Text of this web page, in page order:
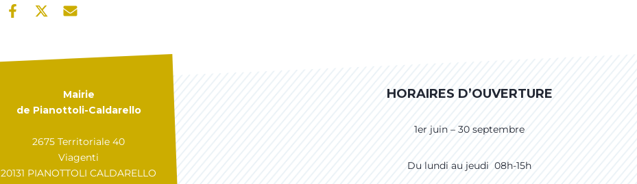
Mairie
de Pianottoli-Caldarello
2675 Territoriale 40
Viagenti
20131 PIANOTTOLI CALDARELLO
HORAIRES D’OUVERTURE
1er juin – 30 septembre
Du lundi au jeudi 08h-15h